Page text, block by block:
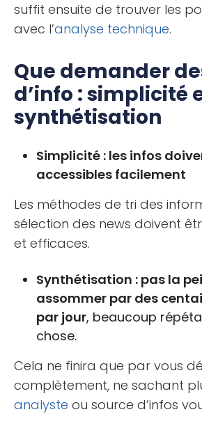
suffit ensuite de trouver les
avec l’analyse technique.
Que demander
d’info : simplicité
synthétisation
Simplicité : les infos
accessibles facilement
Les méthodes de tri des
sélection des news doivent
et efficaces.
Synthétisation : pas la
assommer par des
par jour, beaucoup
chose.
Cela ne finira que par vous
complètement, ne sachant
analyste ou source d’infos